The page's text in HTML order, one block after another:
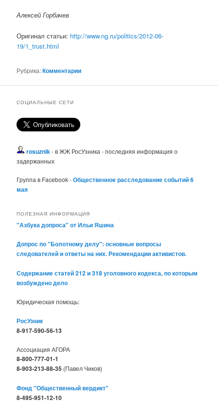
Алексей Горбачев
Оригинал статьи: http://www.ng.ru/politics/2012-06-
19/1_trust.html
Рубрика:Комментарии
СОЦИАЛЬНЫЕ СЕТИ
rosuznik- в ЖЖ РосУзника - последняя информация о
задержанных
Группа в Facebook -Общественное расследование событий 6
мая
ПОЛЕЗНАЯ ИНФОРМАЦИЯ
"Азбука допроса" от Ильи Яшина
Допрос по "Болотному делу": основные вопросы
следователей и ответы на них. Рекомендации активистов.
Содержание статей 212 и 318 уголовного кодекса, по которым
возбуждено дело
Юридическая помощь:
РосУзник
8-917-590-56-13
Ассоциация АГОРА
8-800-777-01-1
8-903-213-88-35 (Павел Чиков)
Фонд "Общественный вердикт"
8-495-951-12-10